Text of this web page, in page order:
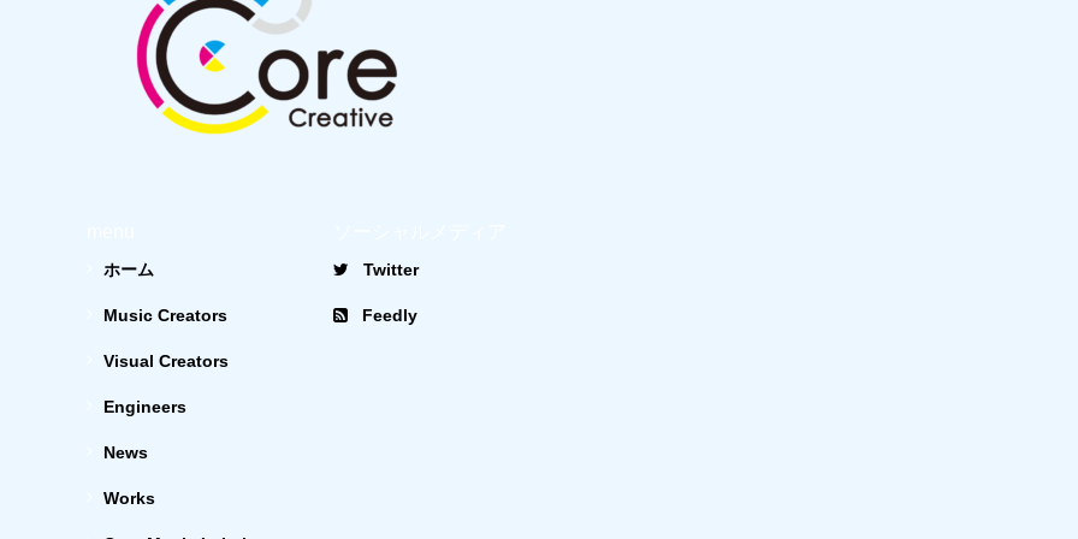
ホーム
Music Creators
Visual Creators
Engineers
News
Works
Twitter
Feedly